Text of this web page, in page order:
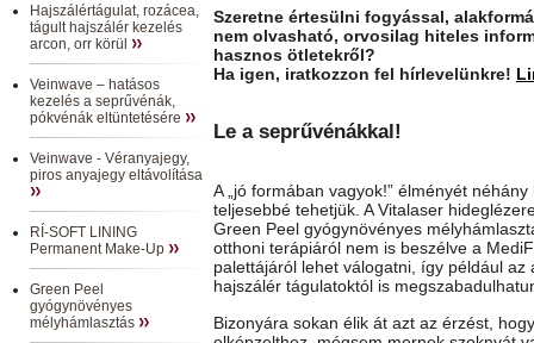
Hajszálértágulat, rozácea,
tágult hajszálér kezelés
arcon, orr körül
Veinwave – hatásos
kezelés a seprűvénák,
pókvénák eltüntetésére
Veinwave - Véranyajegy,
piros anyajegy eltávolítása
RÍ-SOFT LINING
Permanent Make-Up
Green Peel
gyógynövényes
mélyhámlasztás
Szeretne értesülni fogyással,
nem olvasható, orvosilag hiteles
hasznos ötletekről?
Ha igen, iratkozzon fel hírlevelünkre!
Le a seprűvénákkal!
A „jó formában vagyok!” élményét
teljesebbé tehetjük. A Vitalaser
Green Peel gyógynövényes
otthoni terápiáról nem is beszélve a
palettájáról lehet válogatni, így például az
hajszálér tágulatoktól is
Bizonyára sokan élik át azt az érzést,